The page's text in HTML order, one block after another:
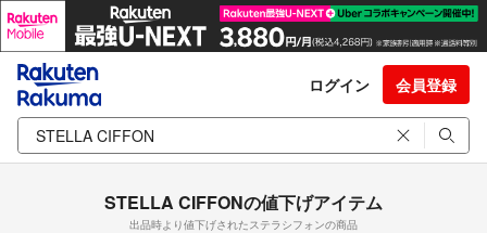
ログイン 会員登録
STELLA CIFFONの値下げアイテム
出品時より値下げされたステラシフォンの商品